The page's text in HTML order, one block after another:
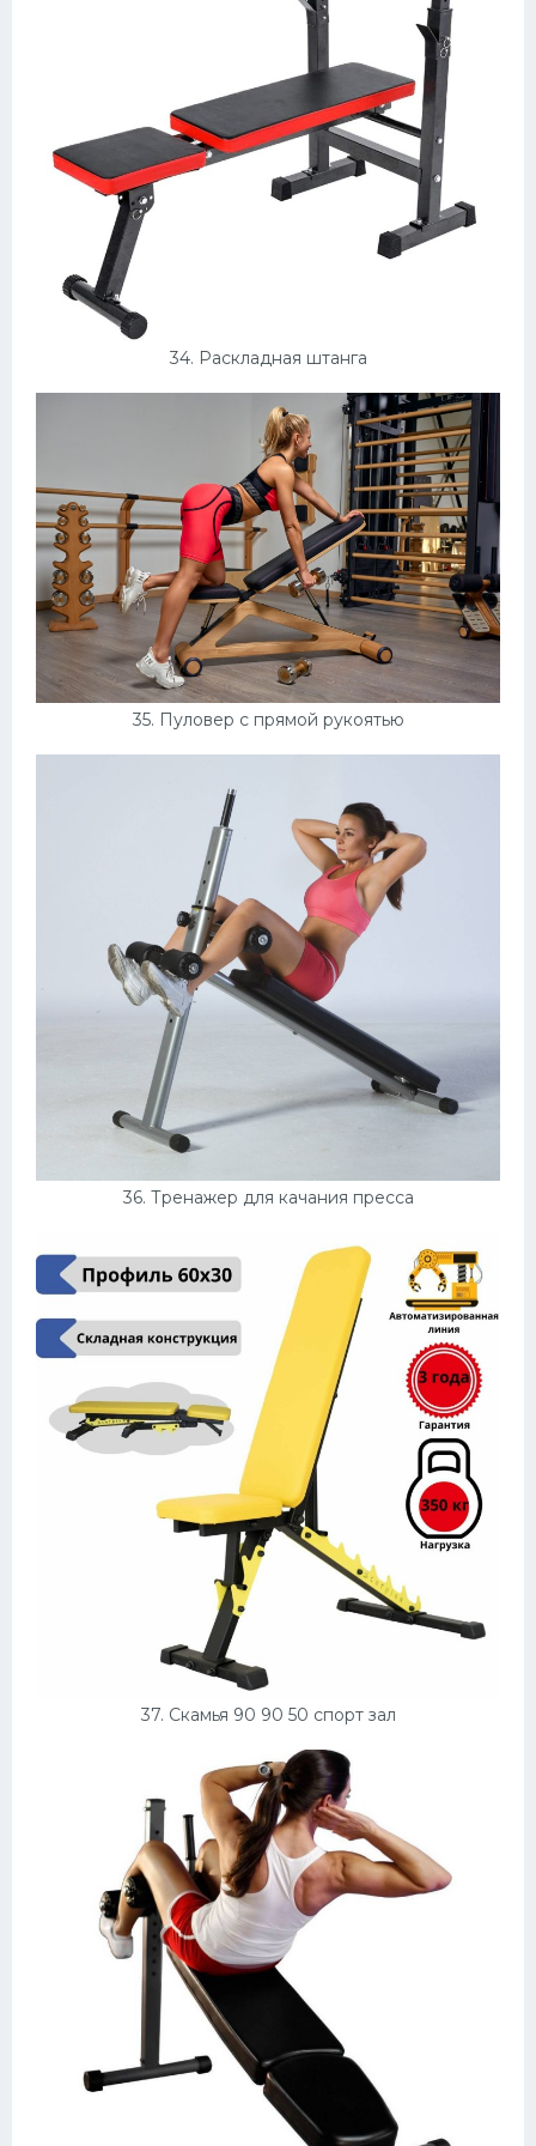
34. Раскладная штанга
35. Пуловер с прямой рукоятью
36. Тренажер для качания пресса
37. Скамья 90 90 50 спорт зал